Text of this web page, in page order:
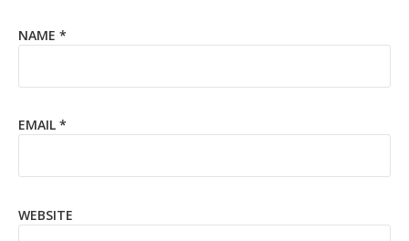
NAME *
EMAIL *
WEBSITE